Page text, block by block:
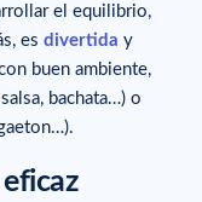
el equilibrio,
es divertida y
buen ambiente,
bachata…) o